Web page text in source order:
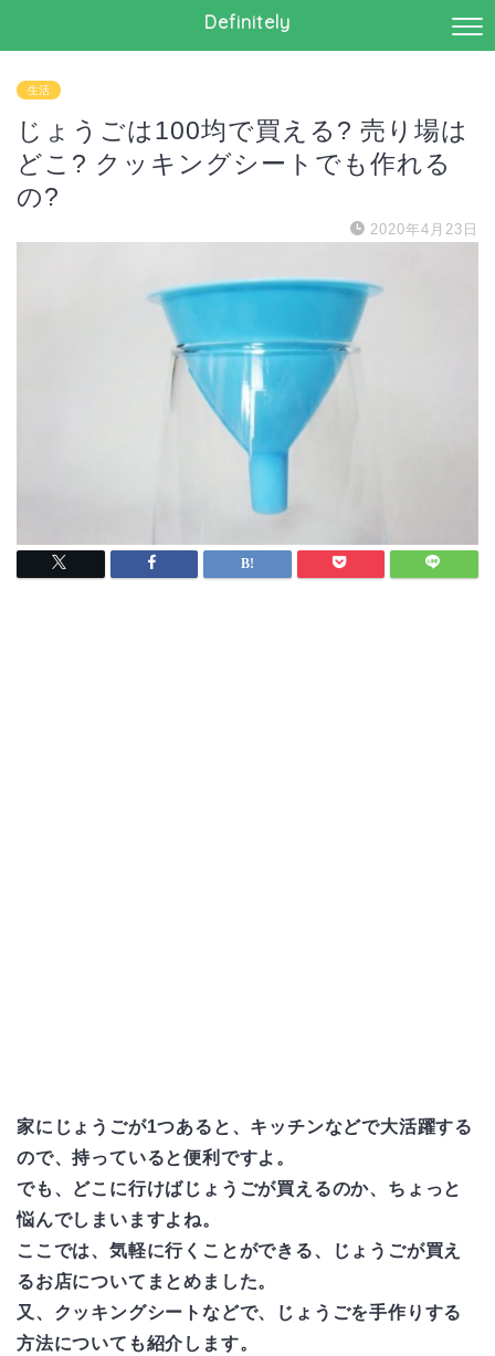
Definitely
生活
じょうごは100均で買える? 売り場は
どこ? クッキングシートでも作れる
の?
2020年4月23日
家にじょうごが1つあると、キッチンなどで大活躍する
ので、持っていると便利ですよ。
でも、どこに行けばじょうごが買えるのか、ちょっと
悩んでしまいますよね。
ここでは、気軽に行くことができる、じょうごが買え
るお店についてまとめました。
又、クッキングシートなどで、じょうごを手作りする
方法についても紹介します。